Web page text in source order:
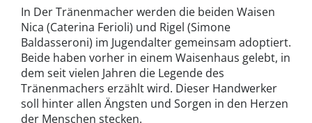
In Der Tränenmacher werden die beiden Waisen
Nica (Caterina Ferioli) und Rigel (Simone
Baldasseroni) im Jugendalter gemeinsam adoptiert.
Beide haben vorher in einem Waisenhaus gelebt, in
dem seit vielen Jahren die Legende des
Tränenmachers erzählt wird. Dieser Handwerker
soll hinter allen Ängsten und Sorgen in den Herzen
der Menschen stecken.